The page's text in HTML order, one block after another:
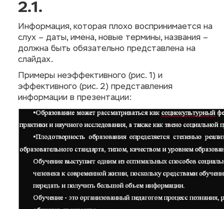
2.1.
Информация, которая плохо воспринимается на
слух – даты, имена, новые термины, названия –
должна быть обязательно представлена на
слайдах.
Примеры неэффективного (рис. 1) и
эффективного (рис. 2) представления
информации в презентации: